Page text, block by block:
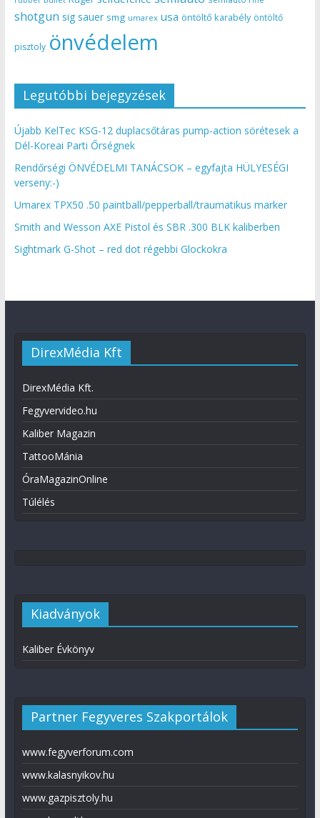
shotgun sig sauer smg umarex usa öntöltő karabély öntöltő
pisztoly önvédelem
Legutóbbi bejegyzések
Újabb KelTec KSG-12 duplacsőtáras pump-action sörétesek a
Dél-Koreai Parti Őrségnek
Rendőrségi ÖNVÉDELMI TANÁCSOK – egyfajta HÜLYESÉGI
verseny:-)
Umarex TPX50 .50 paintball/pepperball/traumatikus marker
Smith and Wesson AXE Pistol és SBR .300 BLK kaliberben
Sightmark G-Shot – red dot régebbi Glockokra
DirexMédia Kft
DirexMédia Kft.
Fegyvervideo.hu
Kaliber Magazin
TattooMánia
ÓraMagazinOnline
Túlélés
Kiadványok
Kaliber Évkönyv
Partner Fegyveres Szakportálok
www.fegyverforum.com
www.kalasnyikov.hu
www.gazpisztoly.hu